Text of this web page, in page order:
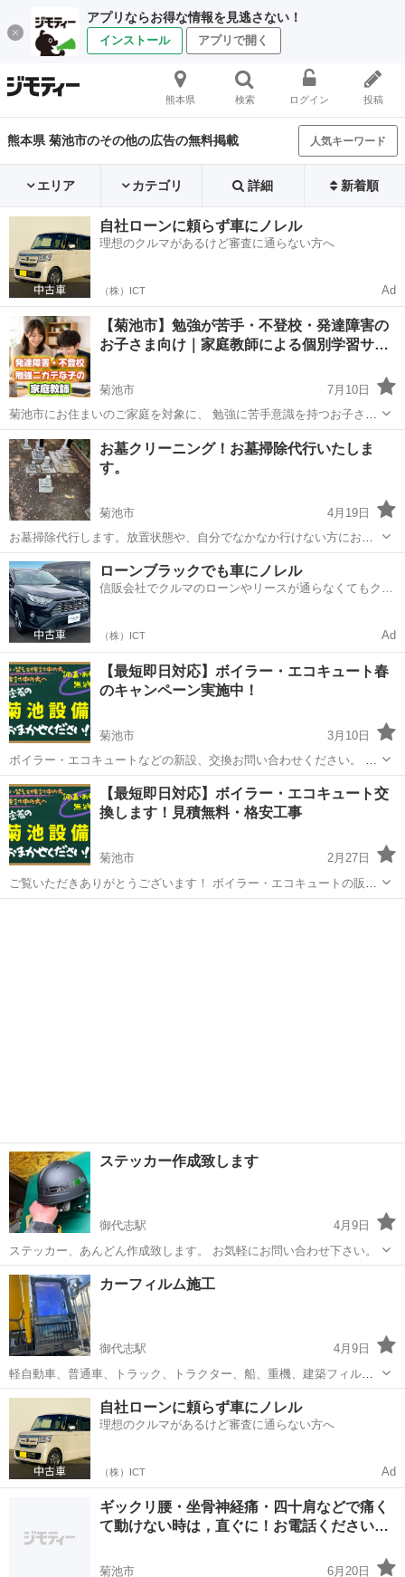
アプリならお得な情報を見逃さない！
インストール アプリで開く
熊本県 検索 ログイン 投稿
熊本県 菊池市のその他の広告の無料掲載 人気キーワード
エリア カテゴリ 詳細 新着順
自社ローンに頼らず車にノレル
理想のクルマがあるけど審査に通らない方へ
（株）ICT Ad
【菊池市】勉強が苦手・不登校・発達障害の
お子さま向け｜家庭教師による個別学習サ…
菊池市
7月10日
菊池市にお住まいのご家庭を対象に、 勉強に苦手意識を持つお子さま
や、不登校・発達障害への配慮が必要なお子さまへ向けて、 家庭教師
によるマンツーマンの個別指導を行っています。 家庭教師のアーチで
は、一般的な学習塾のよ...
熊本 菊池市 その他 不登校
お墓クリーニング！お墓掃除代行いたしま
す。
菊池市
4月19日
お墓掃除代行します。放置状態や、自分でなかなか行けない方におす
すめです。高圧洗浄機（エンジン式）を使用します。水道がない場所
でもタンクに水を汲んで行きますので、作業可能です。作業終了後に
は、造花や生花を選んでもらいお供えしま...
熊本 菊池市 その他 無料
ローンブラックでも車にノレル
信販会社でクルマのローンやリースが通らなくてもクル
（株）ICT Ad
【最短即日対応】ボイラー・エコキュート春
のキャンペーン実施中！
菊池市
3月10日
ボイラー・エコキュートなどの新設、交換お問い合わせください。 熊
本県のみの対応となります。 まずはお問い合わせください。
熊本 菊池市 その他
【最短即日対応】ボイラー・エコキュート交
換します！見積無料・格安工事
菊池市
2月27日
ご覧いただきありがとうございます！ ボイラー・エコキュートの販
売、取付、交換工事を行っています。 「急にお湯が出なくなった」
ステッカー作成致します
御代志駅
4月9日
ステッカー、あんどん作成致します。 お気軽にお問い合わせ下さい。
熊本 菊池市 その他
カーフィルム施工
御代志駅
4月9日
軽自動車、普通車、トラック、トラクター、船、重機、建築フィルム
など様々な車両に施工可能です。 一部施工できない車両もあります
が、 できる限りで対応させていただきます。 お気軽にお問い合わせ下
さい。
熊本 菊池市 御代志駅 その他
自社ローンに頼らず車にノレル
理想のクルマがあるけど審査に通らない方へ
（株）ICT Ad
ギックリ腰・坐骨神経痛・四十肩などで痛く
て動けない時は，直ぐに！お電話ください…
菊池市
6月20日